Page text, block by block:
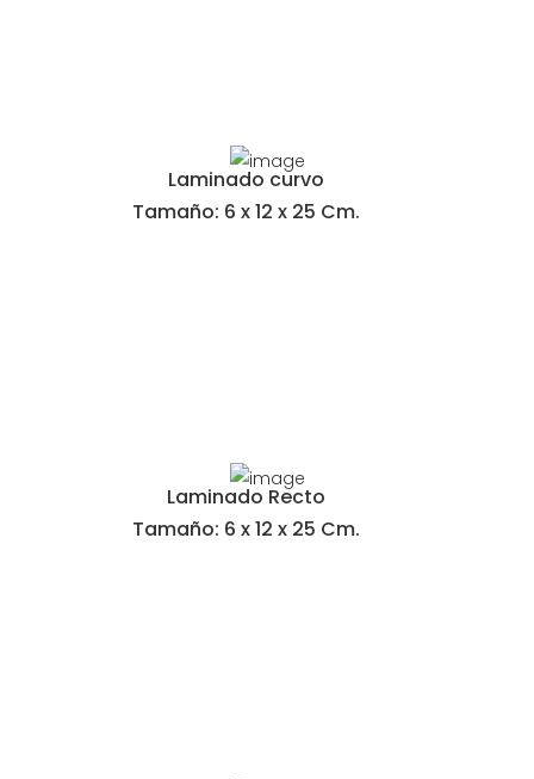
Laminado curvo
Tamaño: 6 x 12 x 25 Cm.
Laminado Recto
Tamaño: 6 x 12 x 25 Cm.